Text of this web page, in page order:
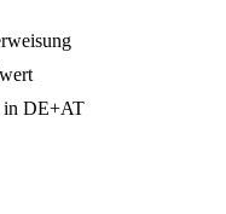
in DE+AT